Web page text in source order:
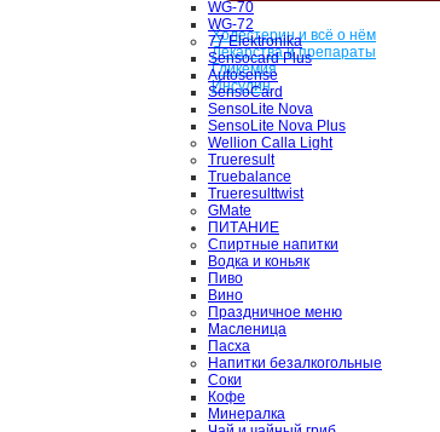
WG-70
WG-72
77 Elektronika
Sensocard Plus
Autosense
SensoCard
SensoLite Nova
SensoLite Nova Plus
Wellion Calla Light
Trueresult
Truebalance
Trueresulttwist
GMate
ПИТАНИЕ
Спиртные напитки
Водка и коньяк
Пиво
Вино
Праздничное меню
Масленица
Пасха
Напитки безалкогольные
Соки
Кофе
Минералка
Холестерин и всё о нём
Лекарства и препараты
Гликемия
Инсулин